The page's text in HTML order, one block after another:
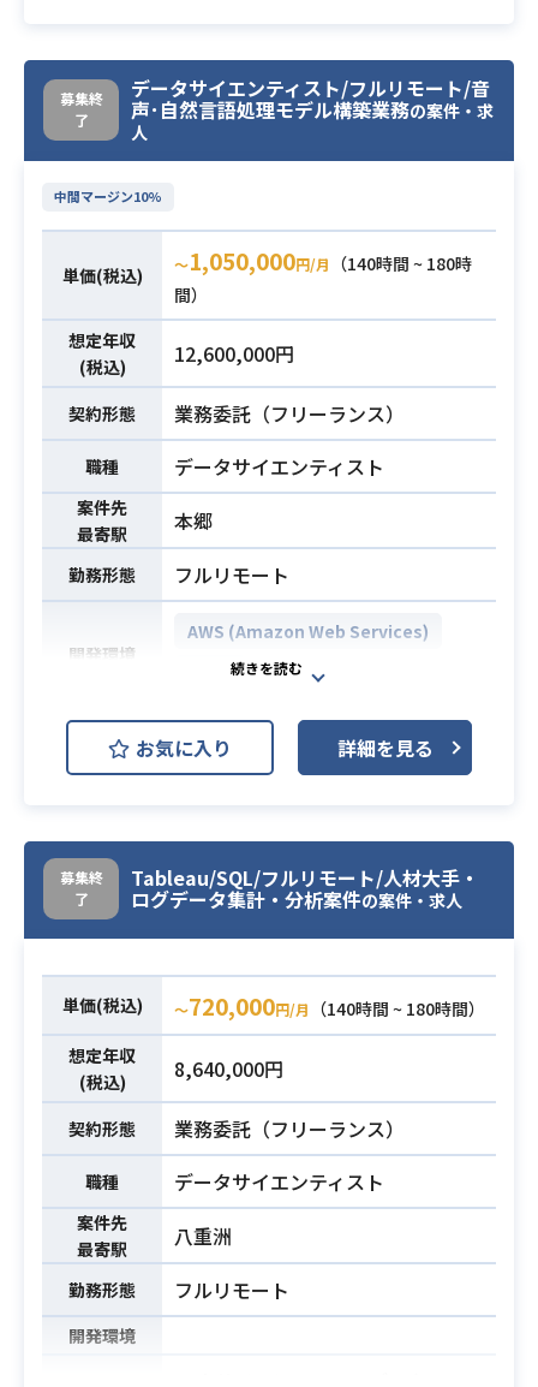
uを用いたデータの可視化やサービス
の改善に向けた分析支援などを行な
必須スキル
honを用いた分析経験がある
・データ分析プロジェクトを推進で
きる
・統計や機械学習にも造詣があり、
アナリストより高度な分析ができる
・データ利活用や分析において、事
業や施策の目的・内容を熟知したう
えで提案型で業務をおこなる
募集終
了
データサイエンティスト/フルリモート/音
声･自然言語処理モデル構築業務の案件・求
人
中間マージン10%
単価(税込) 〜1,050,000円/月
（140時間 ~ 180時
間）
想定年収
(税込)
12,600,000円
契約形態 業務委託（フリーランス）
職種 データサイエンティスト
案件先
最寄駅
本郷
勤務形態 フルリモート
開発環境
AWS (Amazon Web Services)
Linux
業務内容
音声認識後のテキスト、または音声
データに基づき、発話ごとに会話の
ールセンターデータを対象とする予
定）
後続フェーズにおいてはより言語理
解寄り、BIOラベルの付与などに進ん
でいく可能性が高いです。
音声認識部分は既存モデルが存在す
るため、（ノイズを含んだ）純粋なN
LPプロジェクトとして進めることも
可能ですが、
E2Eで構築した方が精度が高い場合
は音声認識～言語理解まで含めたモ
デル構成とすることも可能です。
完成したモデルをプロダクション化
する場面では別のMLエンジニアが入
りますので、前処理 /モデル構築/評
お気に入り 詳細を見る
募集終
了
Tableau/SQL/フルリモート/人材大手・
ログデータ集計・分析案件の案件・求人
単価(税込) 〜720,000円/月
（140時間 ~ 180時間）
想定年収
(税込)
8,640,000円
契約形態 業務委託（フリーランス）
職種 データサイエンティスト
案件先
最寄駅
八重洲
勤務形態 フルリモート
開発環境